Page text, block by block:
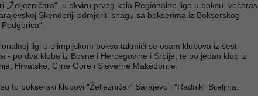
„Željezničara“, u okviru prvog kola Regionalne lige u boksu, večeras
Skenderiji odmjeriti snagu sa bokserima iz Bokserskog
ligi u olimpijskom boksu takmiči se osam klubova iz šest
- po dva kluba iz Bosne i Hercegovine i Srbije, te po jedan klub iz
Hrvatske, Crne Gore i Sjeverne Makedonije.
to bokserski klubovi "Željezničar“ Sarajevo i "Radnik“ Bijeljina.